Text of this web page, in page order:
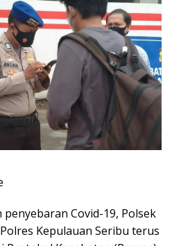
Covid-19, Polsek
Kepulauan Seribu terus